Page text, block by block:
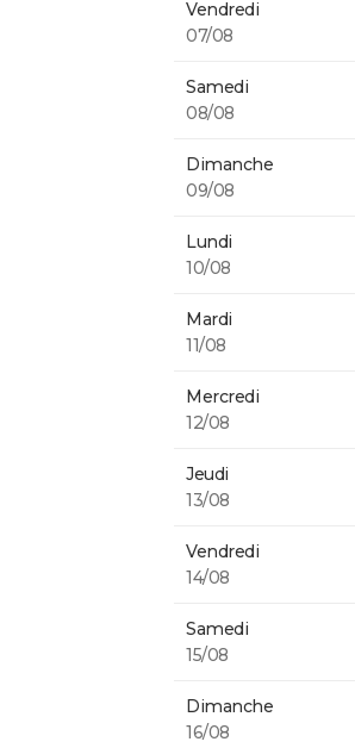
Vendredi
07/08
Samedi
08/08
Dimanche
09/08
Lundi
10/08
Mardi
11/08
Mercredi
12/08
Jeudi
13/08
Vendredi
14/08
Samedi
15/08
Dimanche
16/08